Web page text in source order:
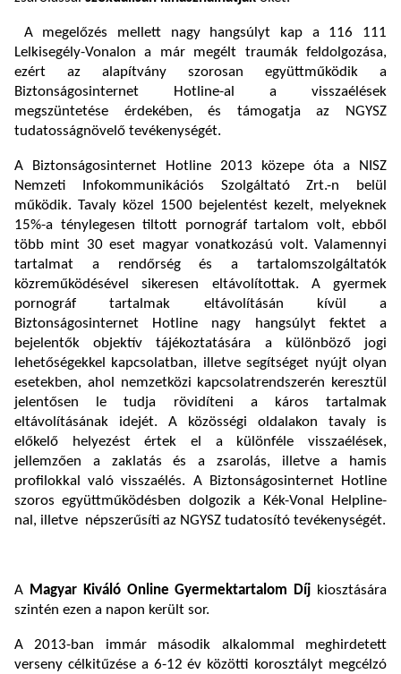
A megelőzés mellett nagy hangsúlyt kap a 116 111
Lelkisegély-Vonalon a már megélt traumák feldolgozása,
ezért az alapítvány szorosan együttműködik a
Biztonságosinternet Hotline-al a visszaélések
megszüntetése érdekében, és támogatja az NGYSZ
tudatosságnövelő tevékenységét.
A Biztonságosinternet Hotline 2013 közepe óta a NISZ
Nemzeti Infokommunikációs Szolgáltató Zrt.-n belül
működik. Tavaly közel 1500 bejelentést kezelt, melyeknek
15%-a ténylegesen tiltott pornográf tartalom volt, ebből
több mint 30 eset magyar vonatkozású volt. Valamennyi
tartalmat a rendőrség és a tartalomszolgáltatók
közreműködésével sikeresen eltávolítottak. A gyermek
pornográf tartalmak eltávolításán kívül a
Biztonságosinternet Hotline nagy hangsúlyt fektet a
bejelentők objektív tájékoztatására a különböző jogi
lehetőségekkel kapcsolatban, illetve segítséget nyújt olyan
esetekben, ahol nemzetközi kapcsolatrendszerén keresztül
jelentősen le tudja rövidíteni a káros tartalmak
eltávolításának idejét. A közösségi oldalakon tavaly is
előkelő helyezést értek el a különféle visszaélések,
jellemzően a zaklatás és a zsarolás, illetve a hamis
profilokkal való visszaélés. A Biztonságosinternet Hotline
szoros együttműködésben dolgozik a Kék-Vonal Helpline-
nal, illetve népszerűsíti az NGYSZ tudatosító tevékenységét.
A Magyar Kiváló Online Gyermektartalom Díj kiosztására
szintén ezen a napon került sor.
A 2013-ban immár második alkalommal meghirdetett
verseny célkitűzése a 6-12 év közötti korosztályt megcélzó